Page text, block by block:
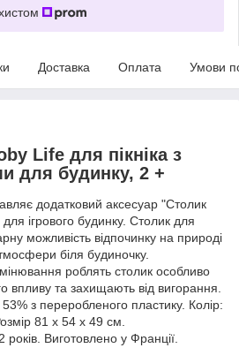
Доставка Оплата Умови
Life для пікніка з
для будинку, 2 +
додатковий аксесуар "Столик
ігрового будинку. Столик для
можливість відпочинку на природі
біля будиночку.
роблять столик особливо
впливу та захищають від вигорання.
з переробленого пластику. Колір:
81 x 54 x 49 см.
років. Виготовлено у Франції.